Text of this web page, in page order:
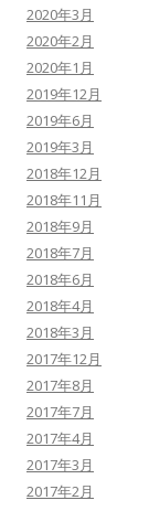
2020年3月
2020年2月
2020年1月
2019年12月
2019年6月
2019年3月
2018年12月
2018年11月
2018年9月
2018年7月
2018年6月
2018年4月
2018年3月
2017年12月
2017年8月
2017年7月
2017年4月
2017年3月
2017年2月